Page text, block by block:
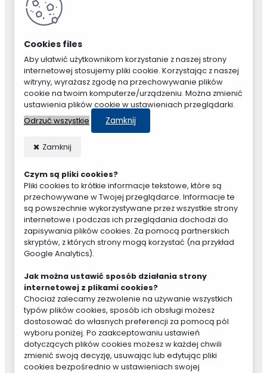
Aby ułatwić użytkownikom korzystanie z naszej strony
internetowej stosujemy pliki cookie. Korzystając z naszej
witryny, wyrażasz zgodę na przechowywanie plików
cookie na twoim komputerze/urządzeniu. Można zmienić
ustawienia plików cookie w ustawieniach przeglądarki.
Odrzuć wszystkie
Zamknij
Zamknij
Czym są pliki cookies?
Pliki cookies to krótkie informacje tekstowe, które są
przechowywane w Twojej przeglądarce. Informacje te
są powszechnie wykorzystywane przez wszystkie strony
internetowe i podczas ich przeglądania dochodzi do
zapisywania plików cookies. Za pomocą partnerskich
skryptów, z których strony mogą korzystać (na przykład
Google Analytics).
Jak można ustawić sposób działania strony
internetowej z plikami cookies?
Chociaż zalecamy zezwolenie na używanie wszystkich
typów plików cookies, sposób ich obsługi możesz
dostosować do własnych preferencji za pomocą pól
wyboru poniżej. Po zaakceptowaniu ustawień
dotyczących plików cookies możesz w każdej chwili
zmienić swoją decyzję, usuwając lub edytując pliki
cookies bezpośrednio w ustawieniach swojej